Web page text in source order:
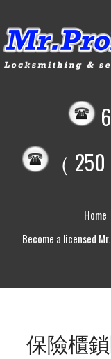
（
Home
Become a licensed
保險櫃